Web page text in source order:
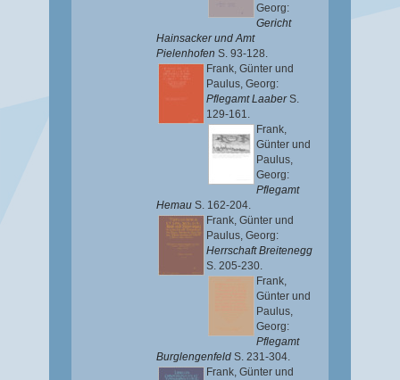
Georg:
Gericht
Hainsacker und Amt
Pielenhofen S. 93-128.
Frank, Günter und
Paulus, Georg:
Pflegamt LaaberS.
129-161.
Frank,
Günter und
Paulus,
Georg:
Pflegamt
Hemau S. 162-204.
Frank, Günter und
Paulus, Georg:
Herrschaft Breitenegg
S. 205-230.
Frank,
Günter und
Paulus,
Georg:
Pflegamt
Burglengenfeld S. 231-304.
Frank, Günter und